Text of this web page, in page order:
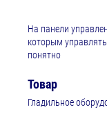
Hа панели
которым
понятно
Товар
Гладильное